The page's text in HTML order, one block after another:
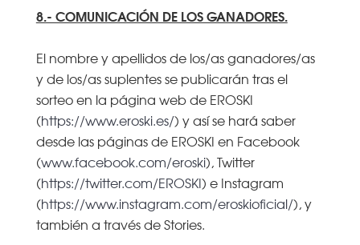
8.- COMUNICACIÓN DE LOS GANADORES.
El nombre y apellidos de los/as ganadores/as
y de los/as suplentes se publicarán tras el
sorteo en la página web de EROSKI
(https://www.eroski.es/) y así se hará saber
desde las páginas de EROSKI en Facebook
(www.facebook.com/eroski), Twitter
(https://twitter.com/EROSKI) e Instagram
(https://www.instagram.com/eroskioficial/), y
también a través de Stories.